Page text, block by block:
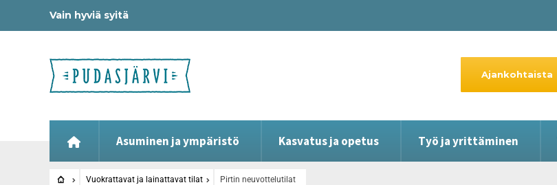
Vain hyviä syitä
Asuminen ja ympäristö Kasvatus ja opetus Työ ja yrittäminen
Ajankohtaista
Vuokrattavat ja lainattavat tilat Pirtin neuvottelutilat